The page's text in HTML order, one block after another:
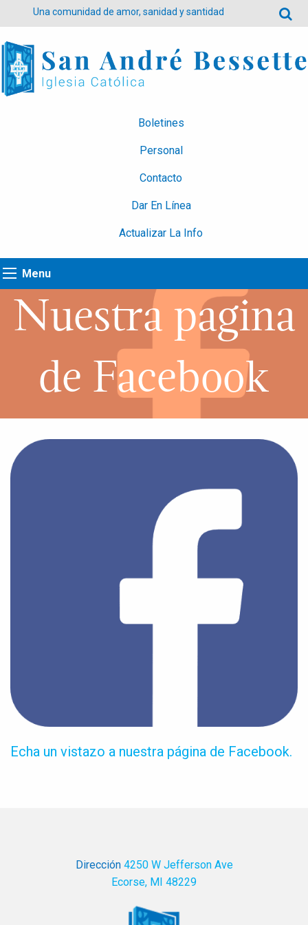
Una comunidad de amor, sanidad y santidad
Boletines
Personal
Contacto
Dar En Línea
Actualizar La Info
Menu
Nuestra pagina
de Facebook
Echa un vistazo a nuestra página de Facebook.
Dirección 4250 W Jefferson Ave
Ecorse, MI 48229